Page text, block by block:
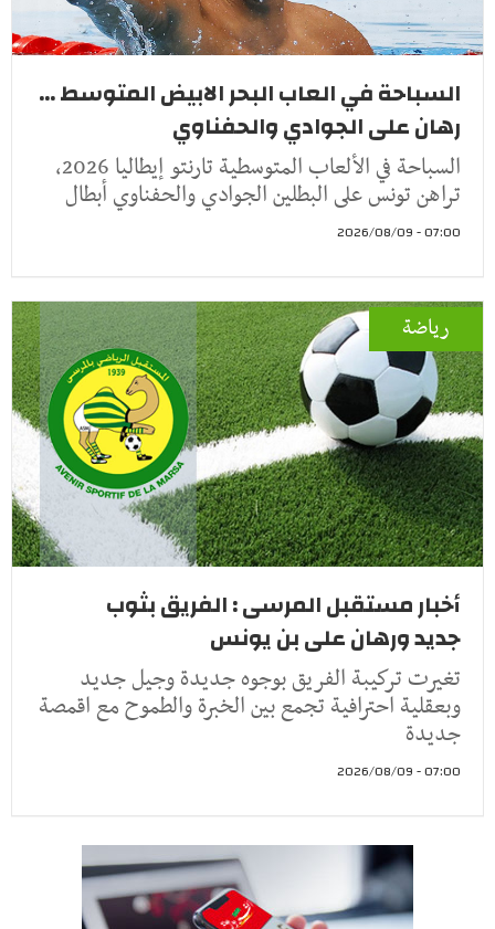
السباحة في العاب البحر الابيض المتوسط ...
رهان على الجوادي والحفناوي
السباحة في الألعاب المتوسطية تارنتو إيطاليا 2026،
تراهن تونس على البطلين الجوادي والحفناوي أبطال
07:00 - 2026/08/09
رياضة
أخبار مستقبل المرسى : الفريق بثوب
جديد ورهان على بن يونس
تغيرت تركيبة الفريق بوجوه جديدة وجيل جديد
وبعقلية احترافية تجمع بين الخبرة والطموح مع اقمصة
جديدة
07:00 - 2026/08/09